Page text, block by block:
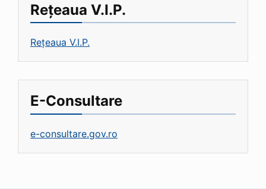
Rețeaua V.I.P.
Rețeaua V.I.P.
E-Consultare
e-consultare.gov.ro